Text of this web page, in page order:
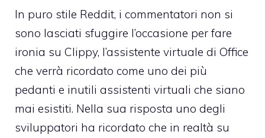
In puro stile Reddit, i commentatori non si
sono lasciati sfuggire l’occasione per fare
ironia su Clippy, l’assistente virtuale di Office
che verrà ricordato come uno dei più
pedanti e inutili assistenti virtuali che siano
mai esistiti. Nella sua risposta uno degli
sviluppatori ha ricordato che in realtà su